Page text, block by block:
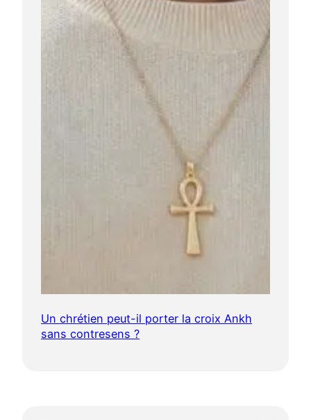
Un chrétien peut-il porter la croix Ankh
sans contresens ?